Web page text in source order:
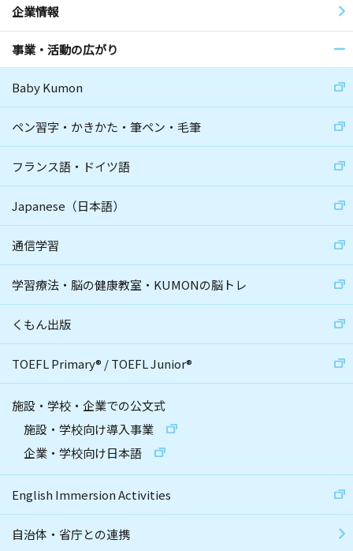
企業情報
事業・活動の広がり
Baby Kumon
ペン習字・かきかた・筆ペン・毛筆
フランス語・ドイツ語
Japanese（日本語）
通信学習
学習療法・脳の健康教室・KUMONの脳トレ
くもん出版
TOEFL Primary® /TOEFL Junior®
施設・学校・企業での公文式
施設・学校向け導入事業
企業・学校向け日本語
English Immersion Activities
自治体・省庁との連携